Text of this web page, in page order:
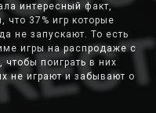
интересный факт,
что 37% игр которые
не запускают. То есть
игры на распродаже с
поиграть в них
не играют и забывают о